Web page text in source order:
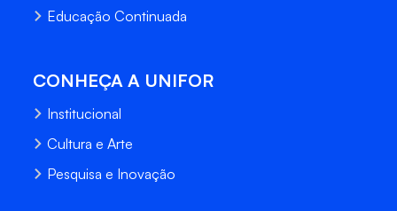
Educação Continuada
CONHEÇA A UNIFOR
Institucional
Cultura e Arte
Pesquisa e Inovação